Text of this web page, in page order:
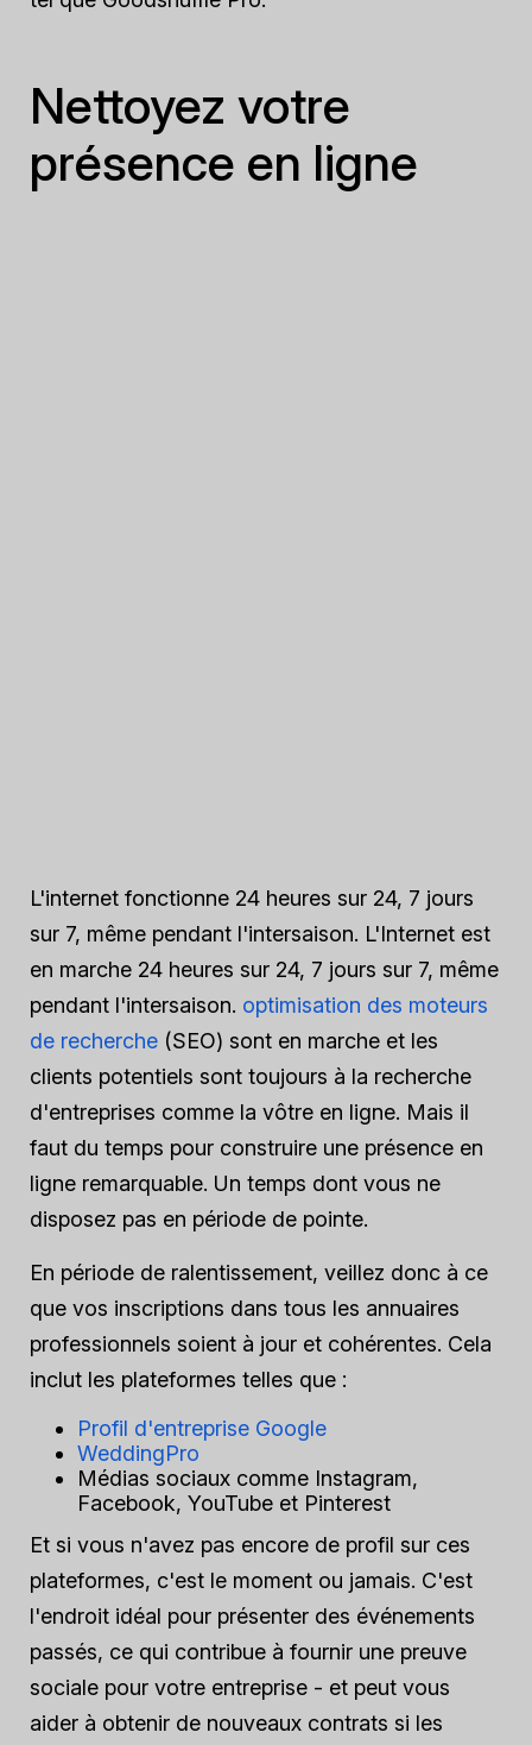
Nettoyez votre
présence en ligne
L'internet fonctionne 24 heures sur 24, 7 jours
sur 7, même pendant l'intersaison. L'Internet est
en marche 24 heures sur 24, 7 jours sur 7, même
pendant l'intersaison. optimisation des moteurs
de recherche (SEO) sont en marche et les
clients potentiels sont toujours à la recherche
d'entreprises comme la vôtre en ligne. Mais il
faut du temps pour construire une présence en
ligne remarquable. Un temps dont vous ne
disposez pas en période de pointe.
En période de ralentissement, veillez donc à ce
que vos inscriptions dans tous les annuaires
professionnels soient à jour et cohérentes. Cela
inclut les plateformes telles que :
Profil d'entreprise Google
WeddingPro
Médias sociaux comme Instagram,
Facebook, YouTube et Pinterest
Et si vous n'avez pas encore de profil sur ces
plateformes, c'est le moment ou jamais. C'est
l'endroit idéal pour présenter des événements
passés, ce qui contribue à fournir une preuve
sociale pour votre entreprise - et peut vous
aider à obtenir de nouveaux contrats si les